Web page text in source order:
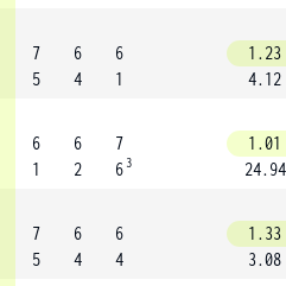
7
5
6
4
6
1
1.23
4.12
6
1
6
2
7
6 3
1.01
24.94
7
5
6
4
6
4
1.33
3.08